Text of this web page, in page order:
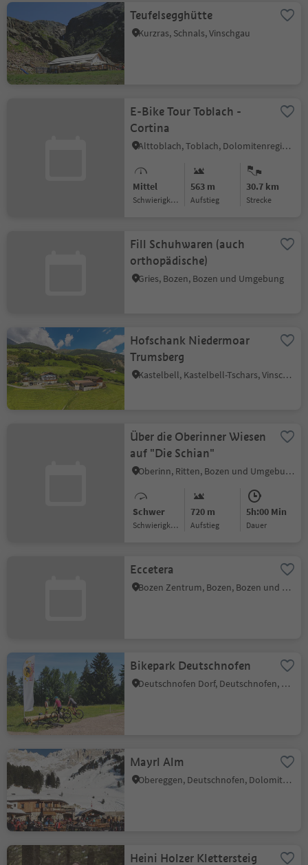
Teufelsegghütte
Kurzras, Schnals, Vinschgau
E-Bike Tour Toblach -
Cortina
Alttoblach, Toblach, Dolomitenregion 3 Zinnen
Mittel
Schwierigkeitsgrad
563 m
Aufstieg
30.7 km
Strecke
Fill Schuhwaren (auch
orthopädische)
Gries, Bozen, Bozen und Umgebung
Hofschank Niedermoar
Trumsberg
Kastelbell, Kastelbell-Tschars, Vinschgau
Über die Oberinner Wiesen
auf "Die Schian"
Oberinn, Ritten, Bozen und Umgebung
Schwer
Schwierigkeitsgrad
720 m
Aufstieg
5h:00 Min
Dauer
Eccetera
Bozen Zentrum, Bozen, Bozen und Umgebung
Bikepark Deutschnofen
Deutschnofen Dorf, Deutschnofen, Dolomitenregion Eggental
Mayrl Alm
Obereggen, Deutschnofen, Dolomitenregion Eggental
Heini Holzer Klettersteig